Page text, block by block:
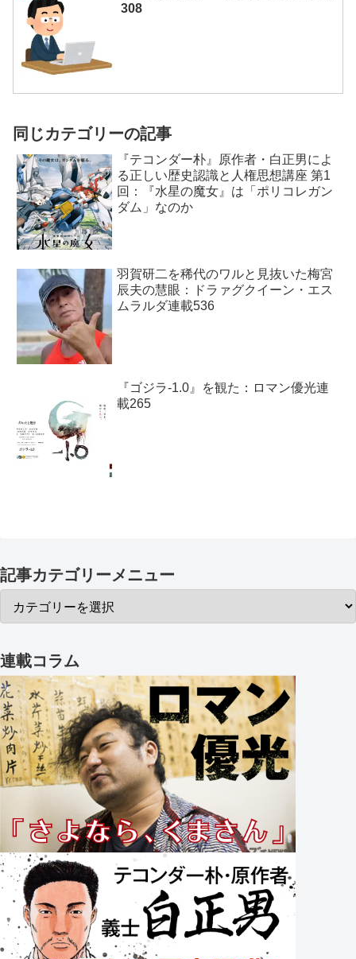
308
同じカテゴリーの記事
『テコンダー朴』原作者・白正男によ
る正しい歴史認識と人権思想講座 第1
回：『水星の魔女』は「ポリコレガン
ダム」なのか
羽賀研二を稀代のワルと見抜いた梅宮
辰夫の慧眼：ドラァグクイーン・エス
ムラルダ連載536
『ゴジラ-1.0』を観た：ロマン優光連
載265
記事カテゴリーメニュー
連載コラム